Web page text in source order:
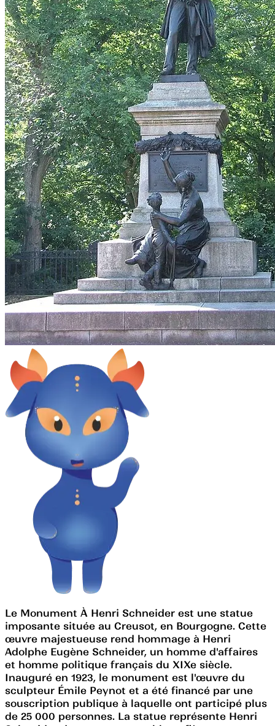
Le Monument À Henri Schneider est une statue
imposante située au Creusot, en Bourgogne. Cette
œuvre majestueuse rend hommage à Henri
Adolphe Eugène Schneider, un homme d'affaires
et homme politique français du XIXe siècle.
Inauguré en 1923, le monument est l'œuvre du
sculpteur Émile Peynot et a été financé par une
souscription publique à laquelle ont participé plus
de 25 000 personnes. La statue représente Henri